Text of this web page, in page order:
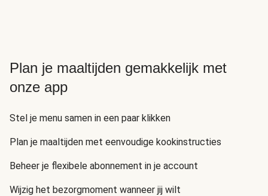
Plan je maaltijden gemakkelijk met
onze app
Stel je menu samen in een paar klikken
Plan je maaltijden met eenvoudige kookinstructies
Beheer je flexibele abonnement in je account
Wijzig het bezorgmoment wanneer jij wilt